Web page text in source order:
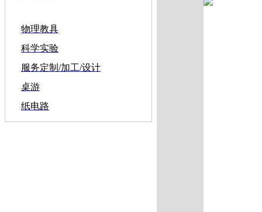
物理教具
科学实验
服务定制/加工/设计
桌游
纸电路